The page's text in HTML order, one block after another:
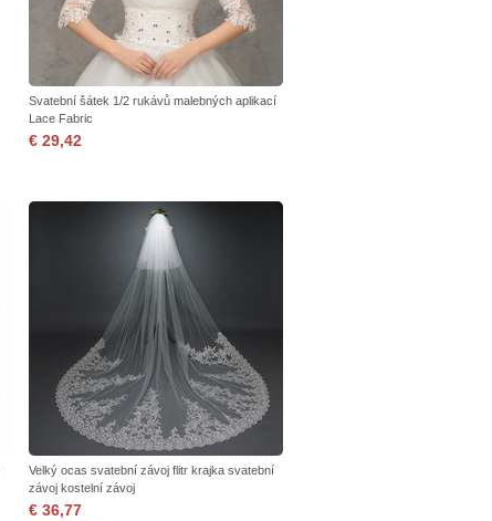
Svatební šátek 1/2 rukávů malebných aplikací
Lace Fabric
€ 29,42
Velký ocas svatební závoj flitr krajka svatební
závoj kostelní závoj
€ 36,77